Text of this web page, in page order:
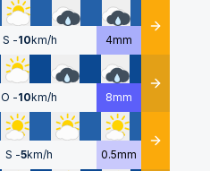
S -10km/h 4mm Détails
O -10km/h 8mm Détails
S -5km/h 0.5mm Détails